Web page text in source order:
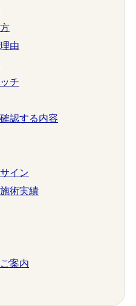
由
チ
認する内容
イン
術実績
案内